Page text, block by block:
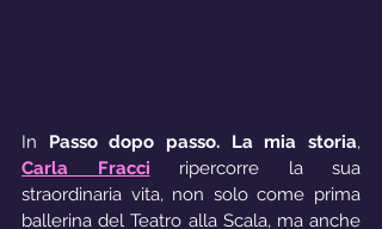
In Passo dopo passo. La mia storia
Carla Fracci
ripercorre la sua
straordinaria vita, non solo come prima
ballerina del Teatro alla Scala, ma anche